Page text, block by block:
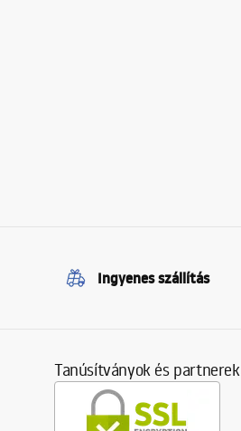
Ingyenes szállítás
Tanúsítványok és partnerek